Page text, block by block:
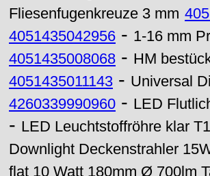
Fliesenfugenkreuze 3 mm
4051435042956 - 1-16 mm
4051435008068 - HM
4051435011143 - Universal
4260339990960 - LED
- LED Leuchtstoffröhre klar
Downlight Deckenstrahler
flat 10 Watt 180mm Ø 700lm